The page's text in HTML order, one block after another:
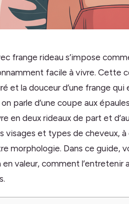
frange rideau s’impose
facile à vivre. Cette
et la douceur d’une frange qui
parle d’une coupe aux
en deux rideaux de part et
visages et types de cheveux,
morphologie. Dans ce guide,
valeur, comment